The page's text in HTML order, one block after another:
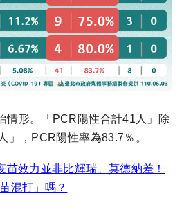
情形。「PCR陽性合計41人」除
」，PCR陽性率為83.7％。
苗效力並非比輝瑞、莫德納差！
混打」嗎？